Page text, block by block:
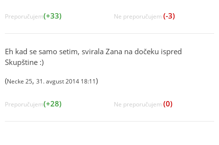
Preporučujem(+33) Ne preporučujem (-3)
Eh kad se samo setim, svirala Zana na dočeku ispred
Skupštine :)
(Necke 25, 31. avgust 2014 18:11)
Preporučujem(+28) Ne preporučujem (0)